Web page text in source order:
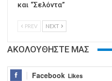
και “Σελόντα”
PREV NEXT
ΑΚΟΛΟΥΘΗΣΤΕ ΜΑΣ
Facebook Likes